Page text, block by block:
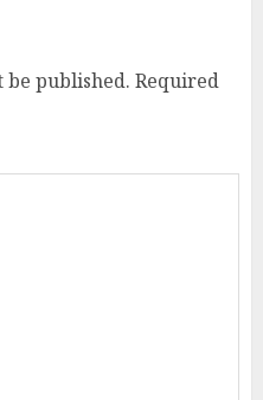
published. Required